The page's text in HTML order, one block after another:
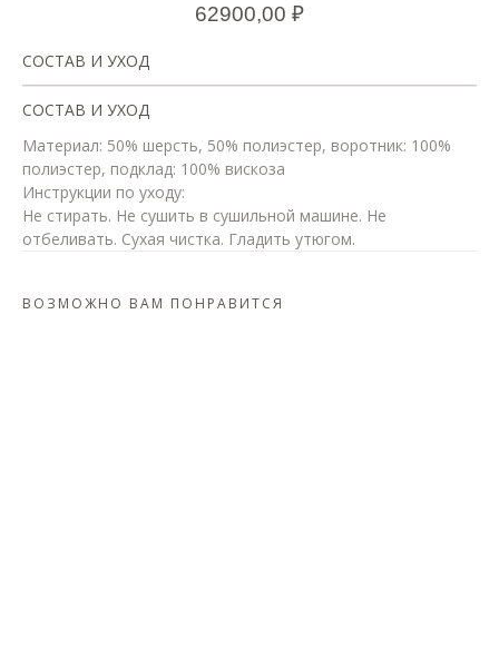
62900,00 ₽
СОСТАВ И УХОД
СОСТАВ И УХОД
Материал: 50% шерсть, 50% полиэстер, воротник: 100%
полиэстер, подклад: 100% вискоза
Инструкции по уходу:
Не стирать. Не сушить в сушильной машине. Не
отбеливать. Сухая чистка. Гладить утюгом.
ВОЗМОЖНО ВАМ ПОНРАВИТСЯ